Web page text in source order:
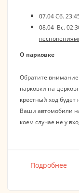
07.04 Сб.
08.04 Вс.
О парковке
Обратите внимание
парковки на
крестный ход
Ваши автомобили
коем случае не у
Подробнее